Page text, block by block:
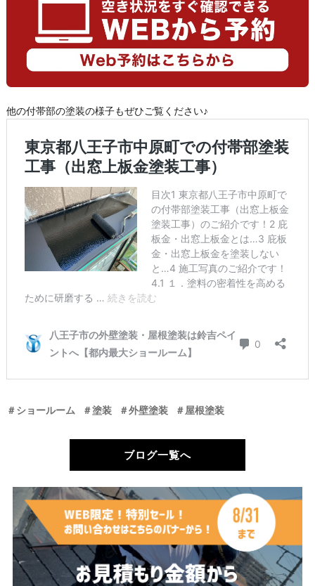
他の付帯部の塗装の様子もぜひご覧ください♪
＃ショールーム ＃塗装 ＃外壁塗装 ＃屋根塗装
ブログ一覧へ